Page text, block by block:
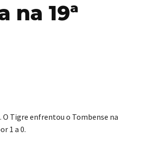
na 19ª
O Tigre enfrentou o Tombense na
1 a 0.